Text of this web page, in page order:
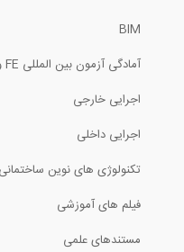
BIM
آمادگی آزمون بین المللی FE و PE
اجرایی خارجی
اجرایی داخلی
تکنولوژی های نوین ساختمانی
فیلم های آموزشی
مستندهای علمی